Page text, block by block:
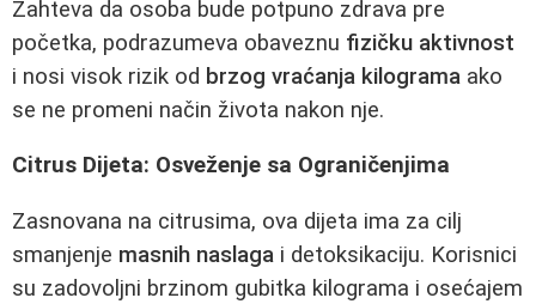
Zahteva da osoba bude potpuno zdrava pre
početka, podrazumeva obaveznu fizičku aktivnost
i nosi visok rizik od brzog vraćanja kilograma ako
se ne promeni način života nakon nje.
Citrus Dijeta: Osveženje sa Ograničenjima
Zasnovana na citrusima, ova dijeta ima za cilj
smanjenje masnih naslaga i detoksikaciju. Korisnici
su zadovoljni brzinom gubitka kilograma i osećajem